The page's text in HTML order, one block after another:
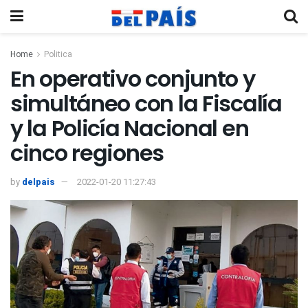
Home Politica
En operativo conjunto y
simultáneo con la Fiscalía
y la Policía Nacional en
cinco regiones
by delpais 2022-01-20 11:27:43